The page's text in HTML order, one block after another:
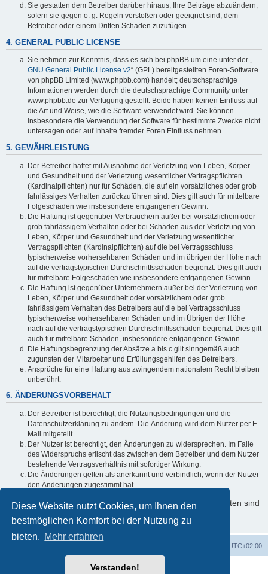
Diese Website nutzt Cookies, um Ihnen den
bestmöglichen Komfort bei der Nutzung zu
bieten. Mehr erfahren
Verstanden!
Sie gestatten dem Betreiber darüber hinaus, Ihre Beiträge abzuändern,
sofern sie gegen o. g. Regeln verstoßen oder geeignet sind, dem
Betreiber oder einem Dritten Schaden zuzufügen.
4. GENERAL PUBLIC LICENSE
Sie nehmen zur Kenntnis, dass es sich bei phpBB um eine unter der „
GNU General Public License v2“ (GPL) bereitgestellten Foren-Software
von phpBB Limited (www.phpbb.com) handelt; deutschsprachige
Informationen werden durch die deutschsprachige Community unter
www.phpbb.de zur Verfügung gestellt. Beide haben keinen Einfluss auf
die Art und Weise, wie die Software verwendet wird. Sie können
insbesondere die Verwendung der Software für bestimmte Zwecke nicht
untersagen oder auf Inhalte fremder Foren Einfluss nehmen.
5. GEWÄHRLEISTUNG
Der Betreiber haftet mit Ausnahme der Verletzung von Leben, Körper
und Gesundheit und der Verletzung wesentlicher Vertragspflichten
(Kardinalpflichten) nur für Schäden, die auf ein vorsätzliches oder grob
fahrlässiges Verhalten zurückzuführen sind. Dies gilt auch für mittelbare
Folgeschäden wie insbesondere entgangenen Gewinn.
Die Haftung ist gegenüber Verbrauchern außer bei vorsätzlichem oder
grob fahrlässigem Verhalten oder bei Schäden aus der Verletzung von
Leben, Körper und Gesundheit und der Verletzung wesentlicher
Vertragspflichten (Kardinalpflichten) auf die bei Vertragsschluss
typischerweise vorhersehbaren Schäden und im übrigen der Höhe nach
auf die vertragstypischen Durchschnittsschäden begrenzt. Dies gilt auch
für mittelbare Folgeschäden wie insbesondere entgangenen Gewinn.
Die Haftung ist gegenüber Unternehmern außer bei der Verletzung von
Leben, Körper und Gesundheit oder vorsätzlichem oder grob
fahrlässigem Verhalten des Betreibers auf die bei Vertragsschluss
typischerweise vorhersehbaren Schäden und im Übrigen der Höhe
nach auf die vertragstypischen Durchschnittsschäden begrenzt. Dies gilt
auch für mittelbare Schäden, insbesondere entgangenen Gewinn.
Die Haftungsbegrenzung der Absätze a bis c gilt sinngemäß auch
zugunsten der Mitarbeiter und Erfüllungsgehilfen des Betreibers.
Ansprüche für eine Haftung aus zwingendem nationalem Recht bleiben
unberührt.
6. ÄNDERUNGSVORBEHALT
Der Betreiber ist berechtigt, die Nutzungsbedingungen und die
Datenschutzerklärung zu ändern. Die Änderung wird dem Nutzer per E-
Mail mitgeteilt.
Der Nutzer ist berechtigt, den Änderungen zu widersprechen. Im Falle
des Widerspruchs erlischt das zwischen dem Betreiber und dem Nutzer
bestehende Vertragsverhältnis mit sofortiger Wirkung.
Die Änderungen gelten als anerkannt und verbindlich, wenn der Nutzer
den Änderungen zugestimmt hat.
Informationen über den Umgang mit Ihren persönlichen Daten sind
in der Datenschutzerklärung enthalten.
UTC+02:00
Powered byphpBB® Forum Software © phpBB Limited